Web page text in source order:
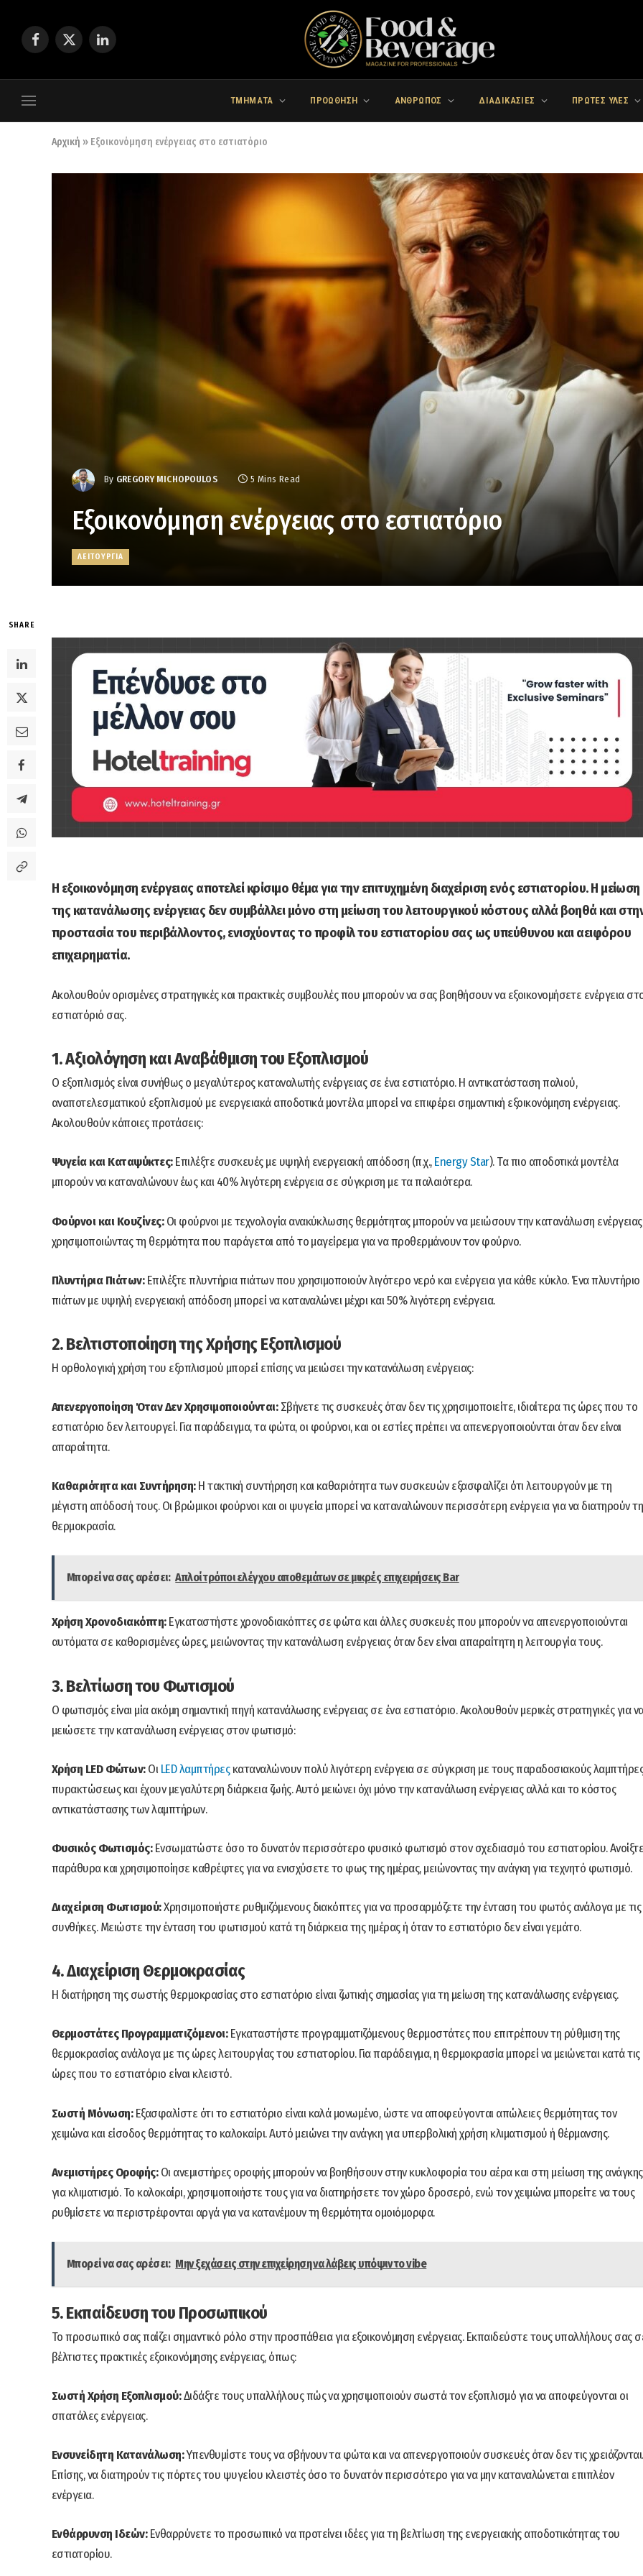
Facebook
X
LinkedIn
ΤΜΗΜΑΤΑ ΠΡΟΩΘΗΣΗ ΑΝΘΡΩΠΟΣ ΔΙΑΔΙΚΑΣΙΕΣ ΠΡΩΤΕΣ ΥΛΕΣ
Αρχική » Εξοικονόμηση ενέργειας στο εστιατόριο
By GREGORY MICHOPOULOS 5 Mins Read
Εξοικονόμηση ενέργειας στο εστιατόριο
ΛΕΙΤΟΥΡΓΙΑ
SHARE
Η εξοικονόμηση ενέργειας αποτελεί κρίσιμο θέμα για την επιτυχημένη διαχείριση ενός εστιατορίου. Η μείωση
της κατανάλωσης ενέργειας δεν συμβάλλει μόνο στη μείωση του λειτουργικού κόστους αλλά βοηθά και
προστασία του περιβάλλοντος, ενισχύοντας το προφίλ του εστιατορίου σας ως υπεύθυνου και αειφόρου
επιχειρηματία.
Ακολουθούν ορισμένες στρατηγικές και πρακτικές συμβουλές που μπορούν να σας βοηθήσουν να εξοικονομήσετε ενέργεια
εστιατόριό σας.
1. Αξιολόγηση και Αναβάθμιση του Εξοπλισμού
Ο εξοπλισμός είναι συνήθως ο μεγαλύτερος καταναλωτής ενέργειας σε ένα εστιατόριο. Η αντικατάσταση παλιού,
αναποτελεσματικού εξοπλισμού με ενεργειακά αποδοτικά μοντέλα μπορεί να επιφέρει σημαντική εξοικονόμηση ενέργειας.
Ακολουθούν κάποιες προτάσεις:
Ψυγεία και Καταψύκτες:Επιλέξτε συσκευές με υψηλή ενεργειακή απόδοση (π.χ.,Energy Star). Τα πιο αποδοτικά μοντέλα
μπορούν να καταναλώνουν έως και 40% λιγότερη ενέργεια σε σύγκριση με τα παλαιότερα.
Φούρνοι και Κουζίνες:Οι φούρνοι με τεχνολογία ανακύκλωσης θερμότητας μπορούν να μειώσουν την κατανάλωση
χρησιμοποιώντας τη θερμότητα που παράγεται από το μαγείρεμα για να προθερμάνουν τον φούρνο.
Πλυντήρια Πιάτων:Επιλέξτε πλυντήρια πιάτων που χρησιμοποιούν λιγότερο νερό και ενέργεια για κάθε κύκλο. Ένα πλυντήριο
πιάτων με υψηλή ενεργειακή απόδοση μπορεί να καταναλώνει μέχρι και 50% λιγότερη ενέργεια.
2. Βελτιστοποίηση της Χρήσης Εξοπλισμού
Η ορθολογική χρήση του εξοπλισμού μπορεί επίσης να μειώσει την κατανάλωση ενέργειας:
Απενεργοποίηση Όταν Δεν Χρησιμοποιούνται:Σβήνετε τις συσκευές όταν δεν τις χρησιμοποιείτε, ιδιαίτερα τις ώρες που το
εστιατόριο δεν λειτουργεί. Για παράδειγμα, τα φώτα, οι φούρνοι, και οι εστίες πρέπει να απενεργοποιούνται όταν δεν είναι
απαραίτητα.
Καθαριότητα και Συντήρηση:Η τακτική συντήρηση και καθαριότητα των συσκευών εξασφαλίζει ότι λειτουργούν με τη
μέγιστη απόδοσή τους. Οι βρώμικοι φούρνοι και οι ψυγεία μπορεί να καταναλώνουν περισσότερη ενέργεια για να διατηρούν τη
θερμοκρασία.
Μπορεί να σας αρέσει: Απλοί τρόποι ελέγχου αποθεμάτων σε μικρές επιχειρήσεις Bar
Χρήση Χρονοδιακόπτη:Εγκαταστήστε χρονοδιακόπτες σε φώτα και άλλες συσκευές που μπορούν να απενεργοποιούνται
αυτόματα σε καθορισμένες ώρες, μειώνοντας την κατανάλωση ενέργειας όταν δεν είναι απαραίτητη η λειτουργία τους.
3. Βελτίωση του Φωτισμού
Ο φωτισμός είναι μία ακόμη σημαντική πηγή κατανάλωσης ενέργειας σε ένα εστιατόριο. Ακολουθούν μερικές στρατηγικές για
μειώσετε την κατανάλωση ενέργειας στον φωτισμό:
Χρήση LED Φώτων:Οι LED λαμπτήρεςκαταναλώνουν πολύ λιγότερη ενέργεια σε σύγκριση με τους παραδοσιακούς
πυρακτώσεως και έχουν μεγαλύτερη διάρκεια ζωής. Αυτό μειώνει όχι μόνο την κατανάλωση ενέργειας αλλά και το κόστος
αντικατάστασης των λαμπτήρων.
Φυσικός Φωτισμός:Ενσωματώστε όσο το δυνατόν περισσότερο φυσικό φωτισμό στον σχεδιασμό του εστιατορίου.
παράθυρα και χρησιμοποίησε καθρέφτες για να ενισχύσετε το φως της ημέρας, μειώνοντας την ανάγκη για τεχνητό φωτισμό.
Διαχείριση Φωτισμού:Χρησιμοποιήστε ρυθμιζόμενους διακόπτες για να προσαρμόζετε την ένταση του φωτός ανάλογα με τις
συνθήκες. Μειώστε την ένταση του φωτισμού κατά τη διάρκεια της ημέρας ή όταν το εστιατόριο δεν είναι γεμάτο.
4. Διαχείριση Θερμοκρασίας
Η διατήρηση της σωστής θερμοκρασίας στο εστιατόριο είναι ζωτικής σημασίας για τη μείωση της κατανάλωσης ενέργειας.
Θερμοστάτες Προγραμματιζόμενοι:Εγκαταστήστε προγραμματιζόμενους θερμοστάτες που επιτρέπουν τη ρύθμιση της
θερμοκρασίας ανάλογα με τις ώρες λειτουργίας του εστιατορίου. Για παράδειγμα, η θερμοκρασία μπορεί να μειώνεται κατά τις
ώρες που το εστιατόριο είναι κλειστό.
Σωστή Μόνωση:Εξασφαλίστε ότι το εστιατόριο είναι καλά μονωμένο, ώστε να αποφεύγονται απώλειες θερμότητας τον
χειμώνα και είσοδος θερμότητας το καλοκαίρι. Αυτό μειώνει την ανάγκη για υπερβολική χρήση κλιματισμού ή θέρμανσης.
Ανεμιστήρες Οροφής:Οι ανεμιστήρες οροφής μπορούν να βοηθήσουν στην κυκλοφορία του αέρα και στη μείωση της ανάγκης
για κλιματισμό. Το καλοκαίρι, χρησιμοποιήστε τους για να διατηρήσετε τον χώρο δροσερό, ενώ τον χειμώνα μπορείτε να τους
ρυθμίσετε να περιστρέφονται αργά για να κατανέμουν τη θερμότητα ομοιόμορφα.
Μπορεί να σας αρέσει: Μην ξεχάσεις στην επιχείρηση να λάβεις υπόψιν το vibe
5. Εκπαίδευση του Προσωπικού
Το προσωπικό σας παίζει σημαντικό ρόλο στην προσπάθεια για εξοικονόμηση ενέργειας. Εκπαιδεύστε τους υπαλλήλους σας
βέλτιστες πρακτικές εξοικονόμησης ενέργειας, όπως:
Σωστή Χρήση Εξοπλισμού:Διδάξτε τους υπαλλήλους πώς να χρησιμοποιούν σωστά τον εξοπλισμό για να αποφεύγονται οι
σπατάλες ενέργειας.
Ενσυνείδητη Κατανάλωση:Υπενθυμίστε τους να σβήνουν τα φώτα και να απενεργοποιούν συσκευές όταν δεν τις χρειάζονται.
Επίσης, να διατηρούν τις πόρτες του ψυγείου κλειστές όσο το δυνατόν περισσότερο για να μην καταναλώνεται επιπλέον
ενέργεια.
Ενθάρρυνση Ιδεών:Ενθαρρύνετε το προσωπικό να προτείνει ιδέες για τη βελτίωση της ενεργειακής αποδοτικότητας του
εστιατορίου.